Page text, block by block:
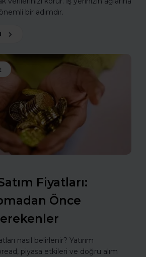
bir adımdır.
Fiyatları:
Önce
nasıl belirlenir? Yatırım
piyasa etkileri ve doğru alım